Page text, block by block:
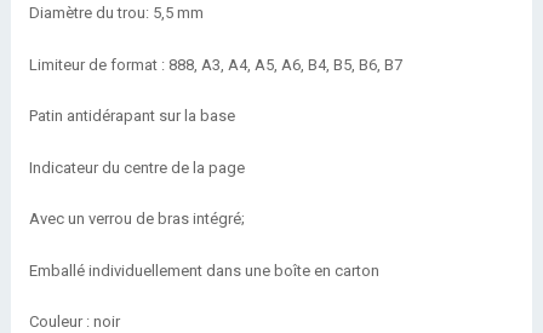
Diamètre du trou: 5,5 mm
Limiteur de format : 888, A3, A4, A5, A6, B4, B5, B6, B7
Patin antidérapant sur la base
Indicateur du centre de la page
Avec un verrou de bras intégré;
Emballé individuellement dans une boîte en carton
Couleur : noir